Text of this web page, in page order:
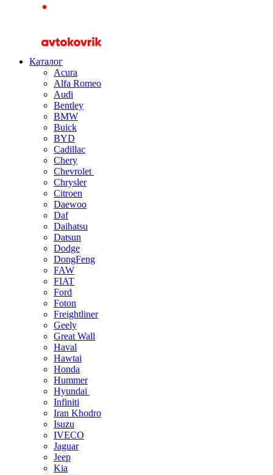
Каталог
Acura
Alfa Romeo
Audi
Bentley
BMW
Buick
BYD
Cadillac
Chery
Chevrolet
Chrysler
Citroen
Daewoo
Daf
Daihatsu
Datsun
Dodge
DongFeng
FAW
FIAT
Ford
Foton
Freightliner
Geely
Great Wall
Haval
Hawtai
Honda
Hummer
Hyundai
Infiniti
Iran Khodro
Isuzu
IVECO
Jaguar
Jeep
Kia